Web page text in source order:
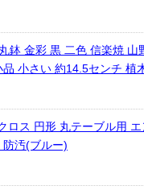
鉢 金彩 黒 二色 信楽焼 山
品 小さい 約14.5センチ 植
ロス 円形 丸テーブル用
防汚(ブルー)